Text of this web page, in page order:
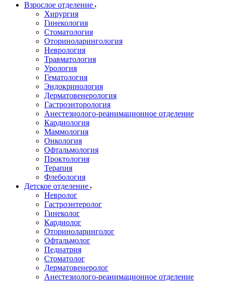
Взрослое отделение
Хирургия
Гинекология
Стоматология
Оториноларингология
Неврология
Травматология
Урология
Гематология
Эндокринология
Дерматовенерология
Гастроэнторология
Анестезиолого-реанимационное отделение
Кардиология
Маммология
Онкология
Офтальмология
Проктология
Терапия
Флебология
Детское отделение
Невролог
Гастроэнтеролог
Гинеколог
Кардиолог
Оториноларинголог
Офтальмолог
Педиатрия
Стоматолог
Дерматовенеролог
Анестезиолого-реанимационное отделение